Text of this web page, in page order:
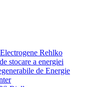
Rehlko
stocare a energiei
de Energie